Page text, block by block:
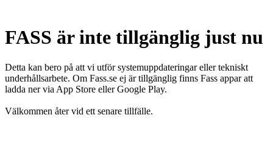
FASS är inte tillgänglig just nu
Detta kan bero på att vi utför systemuppdateringar eller tekniskt
underhållsarbete. Om Fass.se ej är tillgänglig finns Fass appar att
ladda ner via App Store eller Google Play.
Välkommen åter vid ett senare tillfälle.